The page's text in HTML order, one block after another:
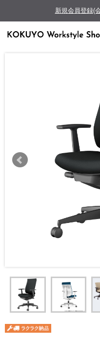
新規会員登録(